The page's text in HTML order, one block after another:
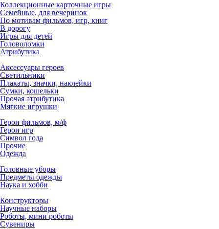
Коллекционные карточные игры
Семейные, для вечеринок
По мотивам фильмов, игр, книг
В дорогу
Игры для детей
Головоломки
Атрибутика
Аксессуары героев
Светильники
Плакаты, значки, наклейки
Сумки, кошельки
Прочая атрибутика
Мягкие игрушки
Герои фильмов, м/ф
Герои игр
Символ года
Прочие
Одежда
Головные уборы
Предметы одежды
Наука и хобби
Конструкторы
Научные наборы
Роботы, мини роботы
Сувениры